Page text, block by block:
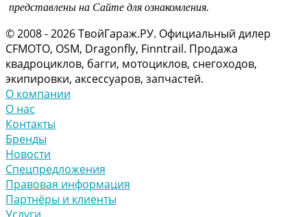
представлены на Сайте для ознакомления.
© 2008 - 2026 ТвойГараж.РУ. Официальный дилер
CFMOTO, OSM, Dragonfly, Finntrail. Продажа
квадроциклов, багги, мотоциклов, снегоходов,
экипировки, аксессуаров, запчастей.
О компании
О нас
Контакты
Бренды
Новости
Спецпредложения
Правовая информация
Партнёры и клиенты